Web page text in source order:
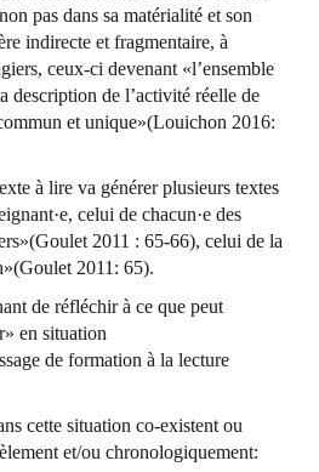
pas dans sa matérialité et son
indirecte et fragmentaire, à
ceux-ci devenant «l’ensemble
description de l’activité réelle de
et unique»(Louichon 2016:
à lire va générer plusieurs textes
celui de chacun·e des
2011 : 65-66), celui de la
2011: 65).
de réfléchir à ce que peut
en situation
de formation à la lecture
cette situation co-existent ou
et/ou chronologiquement: